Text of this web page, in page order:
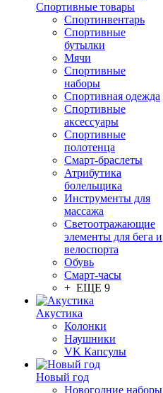
Спортивные товары
Спортинвентарь
Спортивные
бутылки
Мячи
Спортивные
наборы
Спортивная одежда
Спортивные
аксессуары
Спортивные
полотенца
Смарт-браслеты
Атрибутика
болельщика
Инструменты для
массажа
Светоотражающие
элементы для бега и
велоспорта
Обувь
Смарт-часы
+ ЕЩЕ 9
Акустика
Колонки
Наушники
VK Капсулы
Новый год
Новогодние наборы